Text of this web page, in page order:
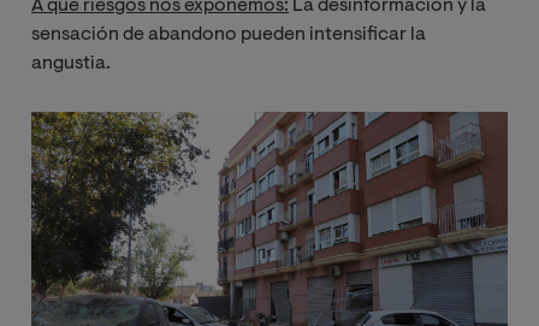
A qué riesgos nos exponemos: La desinformación y la
sensación de abandono pueden intensificar la
angustia.
Imagen